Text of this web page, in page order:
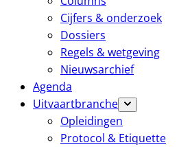
Cijfers & onderzoek
Dossiers
Regels & wetgeving
Nieuwsarchief
Agenda
Uitvaartbranche
Opleidingen
Protocol & Etiquette